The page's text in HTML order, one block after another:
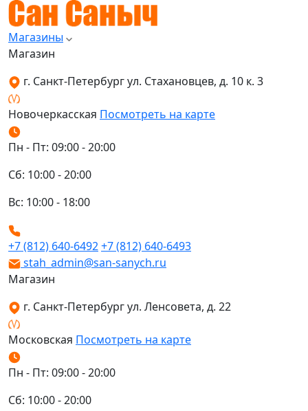
Магазины
Магазин
г. Санкт-Петербург ул. Стахановцев, д. 10 к. 3
Новочеркасская Посмотреть на карте
Пн - Пт: 09:00 - 20:00
Сб: 10:00 - 20:00
Вс: 10:00 - 18:00
+7 (812) 640-6492+7 (812) 640-6493
stah_admin@san-sanych.ru
Магазин
г. Санкт-Петербург ул. Ленсовета, д. 22
Московская Посмотреть на карте
Пн - Пт: 09:00 - 20:00
Сб: 10:00 - 20:00